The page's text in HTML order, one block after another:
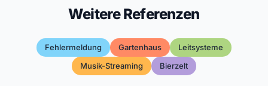
Weitere Referenzen
Fehlermeldung Gartenhaus
Leitsysteme
Musik-Streaming
Bierzelt